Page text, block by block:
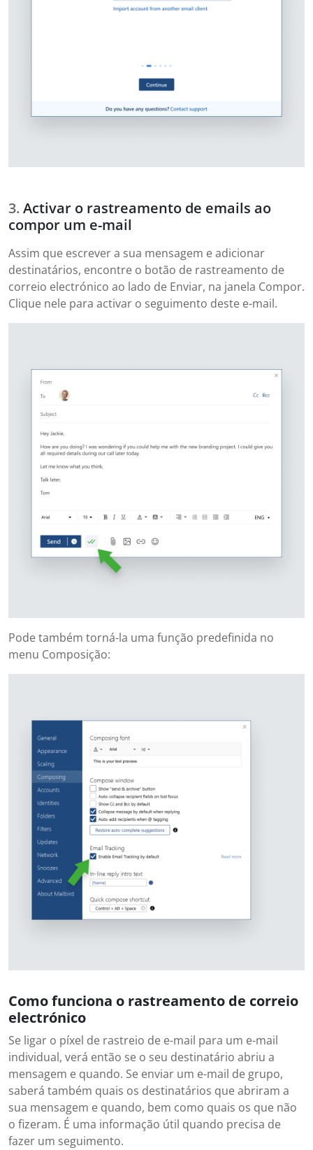
Activar o rastreamento de emails ao
compor um e-mail
Assim que escrever a sua mensagem e adicionar
destinatários, encontre o botão de rastreamento de
correio electrónico ao lado de Enviar, na janela Compor.
Clique nele para activar o seguimento deste e-mail.
Pode também torná-la uma função predefinida no
menu Composição:
Como funciona o rastreamento de correio
electrónico
Se ligar o píxel de rastreio de e-mail para um e-mail
individual, verá então se o seu destinatário abriu a
mensagem e quando. Se enviar um e-mail de grupo,
saberá também quais os destinatários que abriram a
sua mensagem e quando, bem como quais os que não
o fizeram. É uma informação útil quando precisa de
fazer um seguimento.